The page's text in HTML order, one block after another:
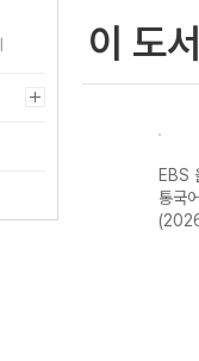
이 도
(2026년용)
EBS
통국